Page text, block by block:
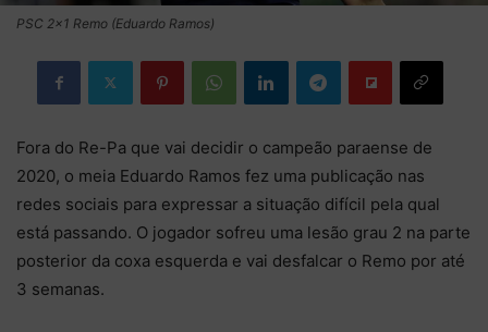
PSC 2×1 Remo (Eduardo Ramos)
Fora do Re-Pa que vai decidir o campeão paraense de
2020, o meia Eduardo Ramos fez uma publicação nas
redes sociais para expressar a situação difícil pela qual
está passando. O jogador sofreu uma lesão grau 2 na parte
posterior da coxa esquerda e vai desfalcar o Remo por até
3 semanas.